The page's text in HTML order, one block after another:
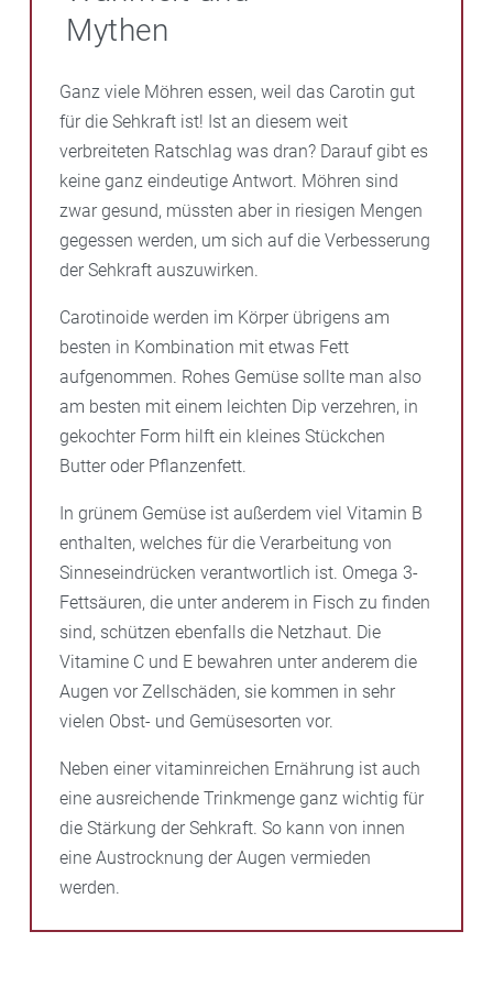
Lebensmittel enthalten besonders viel Lutein: Paprika,
Rote und gelbe Rüben, Brokkoli, Feldsalat, Spinat,
Orangen.
besteht
– man andere Beschwerden am Auge wahrnimmt
Carotinoide enthalten wie Lutein und Zeaxanthin, aber
Antioxidantien wieVitamin C und Vitamin E,Zi nkund
Selen helfen dem Auge, die durch das einfallende
Licht entstehenden Radikale abzufangen. Zusätzlich
sind noch B-Vitamine und pflanzliche Extrakte aus z.
B. Heidelbeeren, Traubenkerne, Algen, Aronia
und/oder Granatapfel enthalten. Ziel ist es, die
winzigen Blutgefäße im Sehnerv und die
langfristig zu schützen. Eingenommen werden die
Kapseln über einen längeren Zeitraum. Fragen Sie uns
in der Apotheke nach einer geeigneten Kombination
Mythen
Ganz viele Möhren essen, weil das Carotin gut
für die Sehkraft ist! Ist an diesem weit
verbreiteten Ratschlag was dran? Darauf gibt es
keine ganz eindeutige Antwort. Möhren sind
zwar gesund, müssten aber in riesigen Mengen
gegessen werden, um sich auf die Verbesserung
der Sehkraft auszuwirken.
Carotinoide werden im Körper übrigens am
besten in Kombination mit etwas Fett
aufgenommen. Rohes Gemüse sollte man also
am besten mit einem leichten Dip verzehren, in
gekochter Form hilft ein kleines Stückchen
Butter oder Pflanzenfett.
In grünem Gemüse ist außerdem viel Vitamin B
enthalten, welches für die Verarbeitung von
Sinneseindrücken verantwortlich ist. Omega 3-
Fettsäuren, die unter anderem in Fisch zu finden
sind, schützen ebenfalls die Netzhaut. Die
Vitamine C und E bewahren unter anderem die
Augen vor Zellschäden, sie kommen in sehr
vielen Obst- und Gemüsesorten vor.
Neben einer vitaminreichen Ernährung ist auch
eine ausreichende Trinkmenge ganz wichtig für
die Stärkung der Sehkraft. So kann von innen
eine Austrocknung der Augen vermieden
werden.